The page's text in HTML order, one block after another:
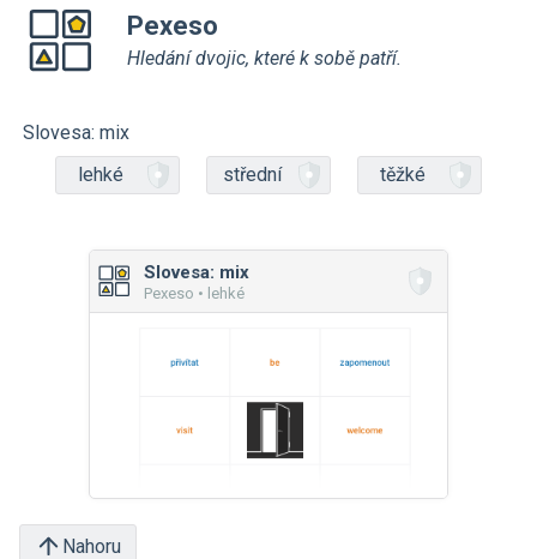
Pexeso
Hledání dvojic, které k sobě patří.
Slovesa: mix
lehké
střední těžké
Slovesa: mix
Pexeso • lehké
Nahoru